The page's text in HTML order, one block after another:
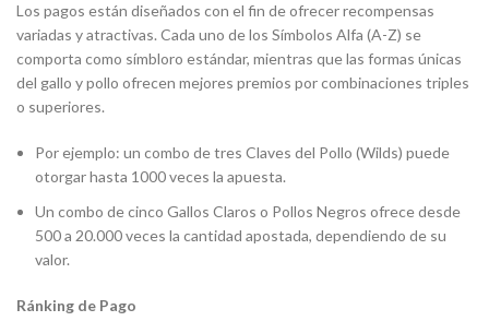
Los pagos están diseñados con el fin de ofrecer recompensas
variadas y atractivas. Cada uno de los Símbolos Alfa (A-Z) se
comporta como símbloro estándar, mientras que las formas únicas
del gallo y pollo ofrecen mejores premios por combinaciones triples
o superiores.
Por ejemplo: un combo de tres Claves del Pollo (Wilds) puede
otorgar hasta 1000 veces la apuesta.
Un combo de cinco Gallos Claros o Pollos Negros ofrece desde
500 a 20.000 veces la cantidad apostada, dependiendo de su
valor.
Ránking de Pago